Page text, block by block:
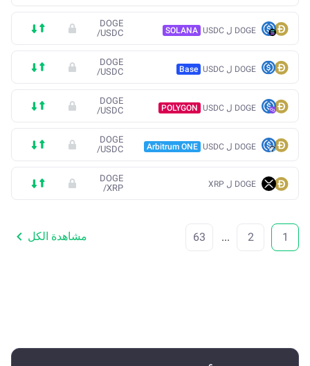
DOGE ل USDC SOLANA
DOGE
/USDC
DOGE ل USDC Base
DOGE
/USDC
DOGE ل USDC POLYGON
DOGE
/USDC
DOGE ل USDC Arbitrum ONE
DOGE
/USDC
DOGE ل XRP
DOGE
/XRP
1
2
...
63 مشاهدة الكل